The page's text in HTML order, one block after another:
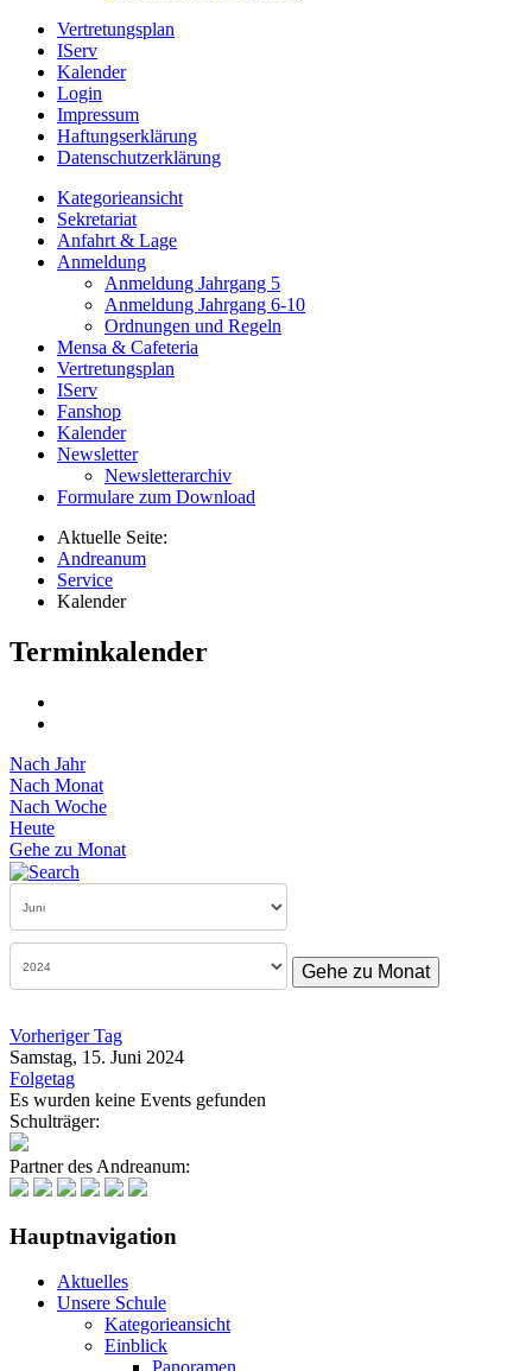
Vertretungsplan
IServ
Kalender
Login
Impressum
Haftungserklärung
Datenschutzerklärung
Kategorieansicht
Sekretariat
Anfahrt & Lage
Anmeldung
Anmeldung Jahrgang 5
Anmeldung Jahrgang 6-10
Ordnungen und Regeln
Mensa & Cafeteria
Vertretungsplan
IServ
Fanshop
Kalender
Newsletter
Newsletterarchiv
Formulare zum Download
Aktuelle Seite:
Andreanum
Service
Kalender
Terminkalender
Nach Jahr
Nach Monat
Nach Woche
Heute
Gehe zu Monat
Gehe zu Monat
Vorheriger Tag
Samstag, 15. Juni 2024
Folgetag
Es wurden keine Events gefunden
Schulträger:
Partner des Andreanum:
Hauptnavigation
Aktuelles
Unsere Schule
Kategorieansicht
Einblick